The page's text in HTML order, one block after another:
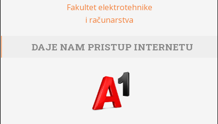
Fakultet elektrotehnike
i računarstva
DAJE NAM PRISTUP INTERNETU